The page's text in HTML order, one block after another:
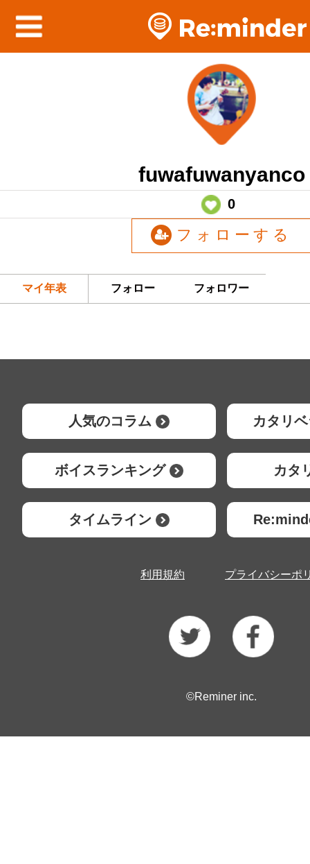
fuwafuwanyanco
0
フォローする
マイ年表 フォロー フォロワー
人気のコラム カタリ
ボイスランキング カタ
タイムライン
利用規約 プライバシーポ
©Reminer inc.